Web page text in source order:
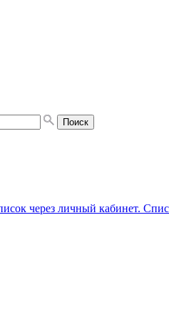
через личный кабинет.